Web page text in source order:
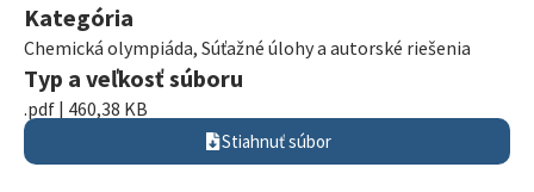
Kategória
Chemická olympiáda, Súťažné úlohy a autorské riešenia
Typ a veľkosť súboru
.pdf | 460,38 KB
Stiahnuť súbor